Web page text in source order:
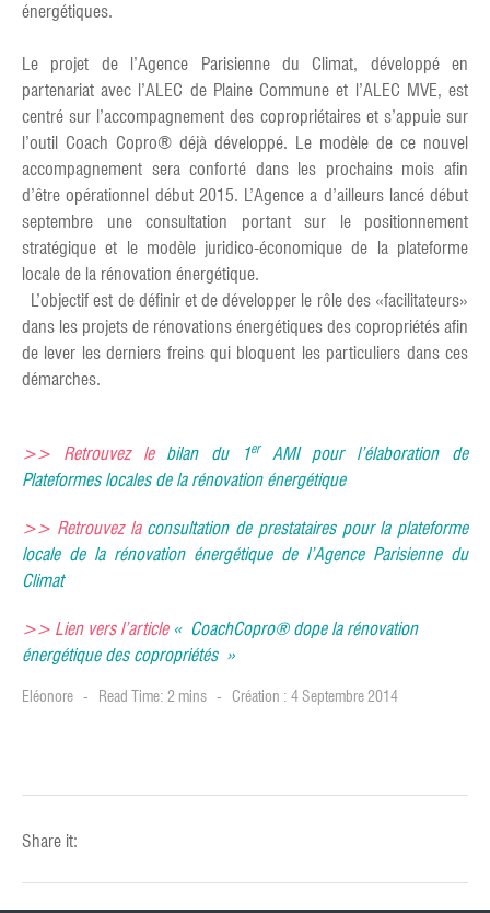
énergétiques.
Le projet de l’Agence Parisienne du Climat, développé en
partenariat avec l’ALEC de Plaine Commune et l’ALEC MVE, est
centré sur l’accompagnement des copropriétaires et s’appuie sur
l’outil Coach Copro® déjà développé. Le modèle de ce nouvel
accompagnement sera conforté dans les prochains mois afin
d’être opérationnel début 2015. L’Agence a d’ailleurs lancé début
septembre une consultation portant sur le positionnement
stratégique et le modèle juridico-économique de la plateforme
locale de la rénovation énergétique.
L’objectif est de définir et de développer le rôle des «facilitateurs»
dans les projets de rénovations énergétiques des copropriétés afin
de lever les derniers freins qui bloquent les particuliers dans ces
démarches.
>> Retrouvez le bilan du 1erAMI pour l’élaboration de
Plateformes locales de la rénovation énergétique
>> Retrouvez la consultation de prestataires pour la plateforme
locale de la rénovation énergétique de l’Agence Parisienne du
Climat
>> Lien vers l’article « CoachCopro® dope la rénovation
énergétique des copropriétés »
Eléonore Read Time: 2 mins Création : 4 Septembre 2014
Share it: